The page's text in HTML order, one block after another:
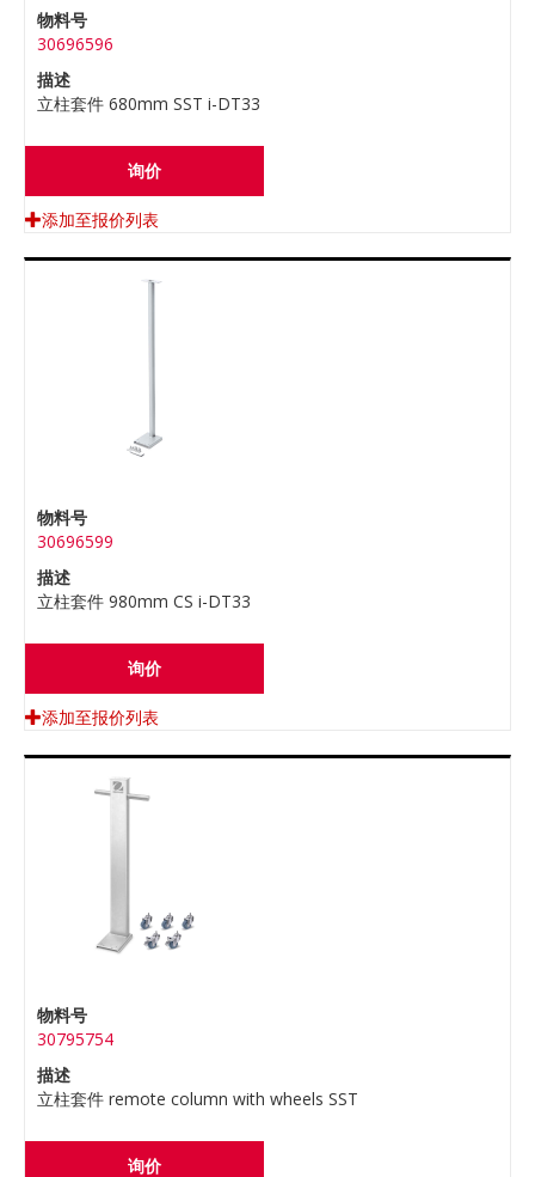
物料号
30696596
描述
立柱套件 680mm SST i-DT33
询价
添加至报价列表
物料号
30696599
描述
立柱套件 980mm CS i-DT33
询价
添加至报价列表
物料号
30795754
描述
立柱套件 remote column with wheels SST
询价